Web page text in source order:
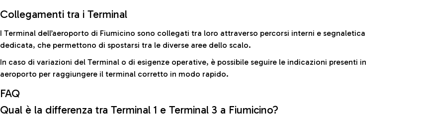
Collegamenti tra i Terminal
I Terminal dell’aeroporto di Fiumicino sono collegati tra loro attraverso percorsi interni e segnaletica
dedicata, che permettono di spostarsi tra le diverse aree dello scalo.
In caso di variazioni del Terminal o di esigenze operative, è possibile seguire le indicazioni presenti in
aeroporto per raggiungere il terminal corretto in modo rapido.
FAQ
Qual è la differenza tra Terminal 1 e Terminal 3 a Fiumicino?